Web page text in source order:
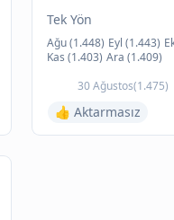
Tek Yön
Ağu (1.448) Eyl (1.443)
Kas (1.403) Ara (1.409)
30 Ağustos(1.475)
👍 Aktarmasız